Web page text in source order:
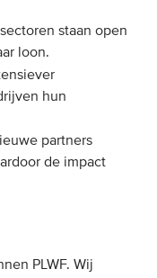
staan open
loon.
hun
partners
de impact
PLWF. Wij